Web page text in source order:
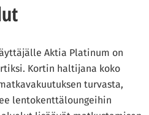
Aktia Platinum on
Kortin haltijana koko
turvasta,
lentokenttäloungeihin